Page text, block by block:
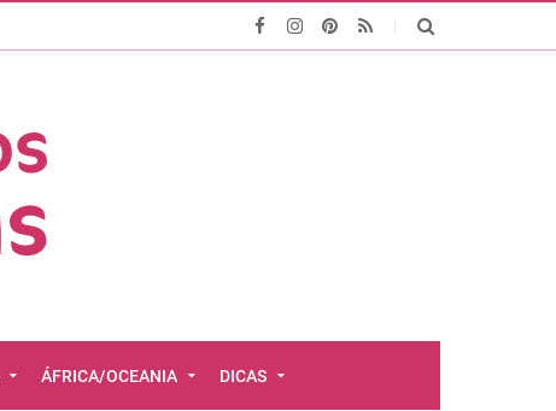
ÁFRICA/OCEANIA DICAS